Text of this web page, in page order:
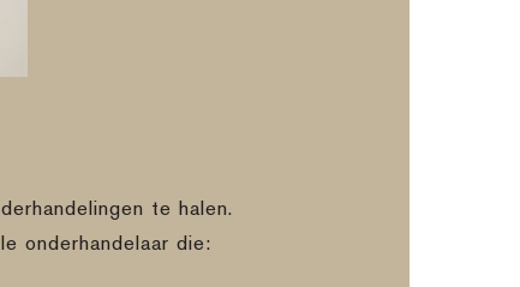
te halen.
onderhandelaar die: